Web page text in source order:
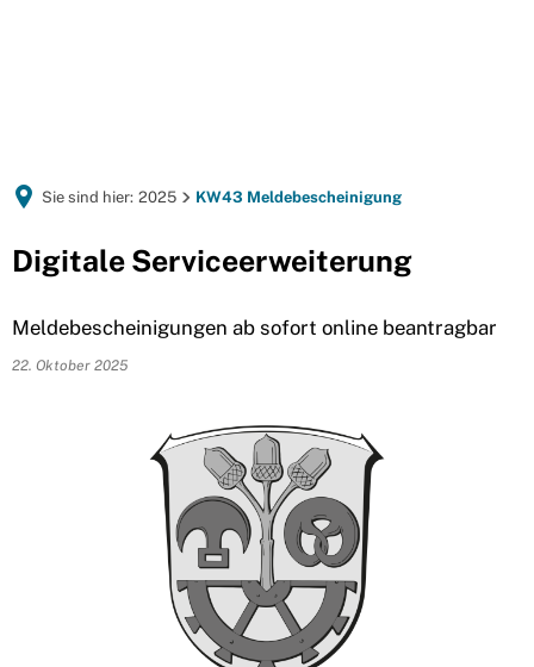
Sie sind hier: 2025 KW43 Meldebescheinigung
Digitale Serviceerweiterung
Meldebescheinigungen ab sofort online beantragbar
22. Oktober 2025